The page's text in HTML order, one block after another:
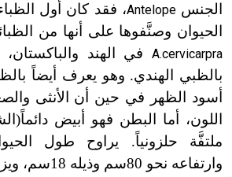
الجنسAntelope، فقد كان أول
الحيوان وصنَّفوها على أنها من
A.cervicarpra في الهند
بالظبي الهندي. وهو يعرف أيضاً
أسود الظهر في حين أن الأنثى
ملتفَّة حلزونياً. يراوح طول
وارتفاعه نحو 80سم وذيله 18سم، ويزن نحو 38كغ.